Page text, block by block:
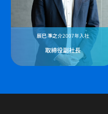
辰巳 準之介2007年入社
取締役副社長